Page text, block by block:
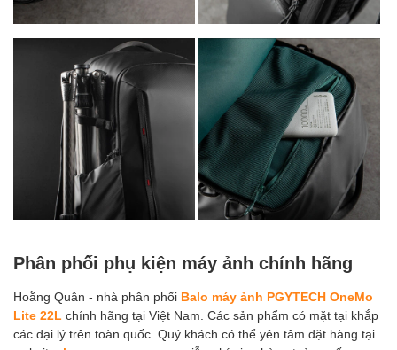
Phân phối phụ kiện máy ảnh chính hãng
Hoằng Quân - nhà phân phối Balo máy ảnh PGYTECH OneMo
Lite 22L chính hãng tại Việt Nam. Các sản phẩm có mặt tại khắp
các đại lý trên toàn quốc. Quý khách có thể yên tâm đặt hàng tại